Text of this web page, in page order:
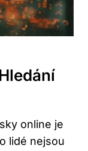
online je
lidé nejsou